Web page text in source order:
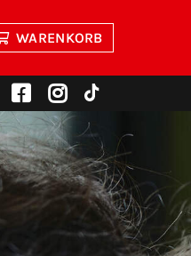
WARENKORB